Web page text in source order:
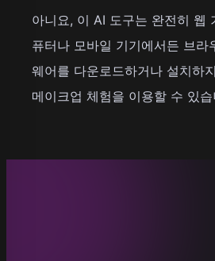
아니요, 이 AI 도구는 완전히 웹
퓨터나 모바일 기기에서든 브라
웨어를 다운로드하거나 설치하
메이크업 체험을 이용할 수 있습